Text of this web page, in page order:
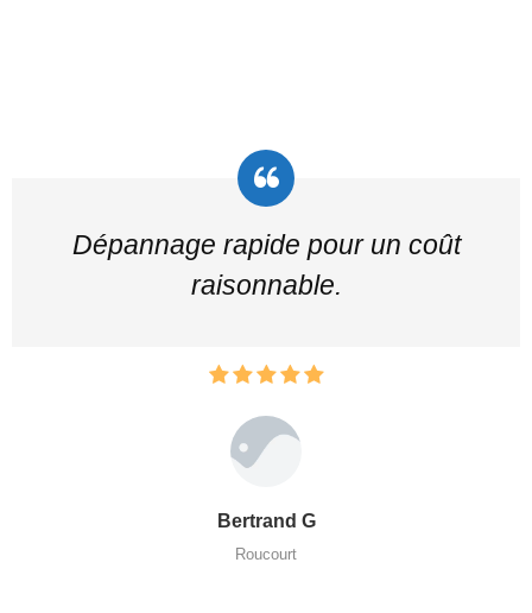
Dépannage rapide pour un coût
raisonnable.
Bertrand G
Roucourt